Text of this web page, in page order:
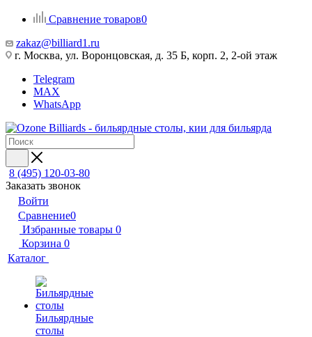
Сравнение товаров0
zakaz@billiard1.ru
г. Москва, ул. Воронцовская, д. 35 Б, корп. 2, 2-ой этаж
Telegram
MAX
WhatsApp
8 (495) 120-03-80
Заказать звонок
Войти
Сравнение0
Избранные товары 0
Корзина 0
Каталог
Бильярдные
столы